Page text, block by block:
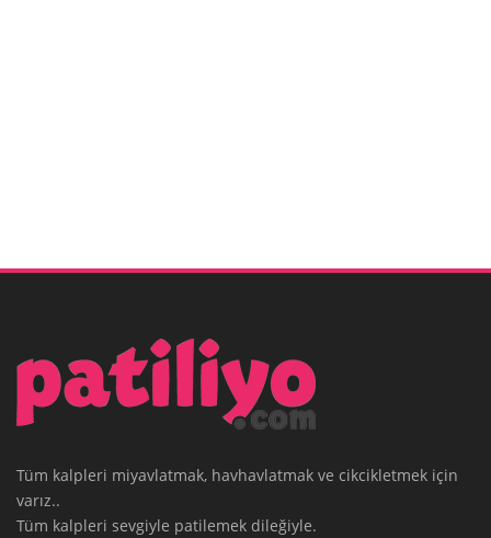
Tüm kalpleri miyavlatmak, havhavlatmak ve cikcikletmek için
varız..
Tüm kalpleri sevgiyle patilemek dileğiyle.